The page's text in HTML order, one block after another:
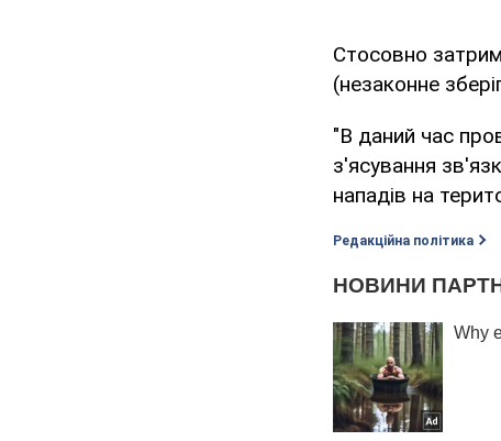
Стосовно
(незаконне
"В даний час
з'ясування
нападів на
Редакційна політика